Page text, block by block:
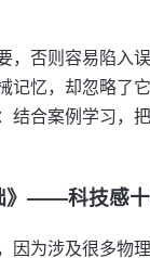
，否则容易陷入
记忆，却忽略了
结合案例学习，
》——科技感
因为涉及很多物